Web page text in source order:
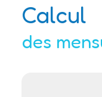
Calcul
des